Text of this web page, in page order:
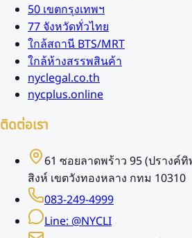
50 เขตกรุงเทพฯ
77 จังหวัดทั่วไทย
ใกล้สถานี BTS/MRT
ใกล้ห้างสรรพสินค้า
nyclegal.co.th
nycplus.online
ติดต่อเรา
61 ซอยลาดพร้าว 95 (ปรางค์
สิงห์ เขตวังทองหลาง กทม 10310
083-249-4999
Line: @NYCLI